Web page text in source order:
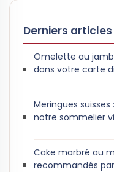
Derniers
Omelette au
dans votre carte
Meringues
notre sommelier
Cake marbré au
recommandés